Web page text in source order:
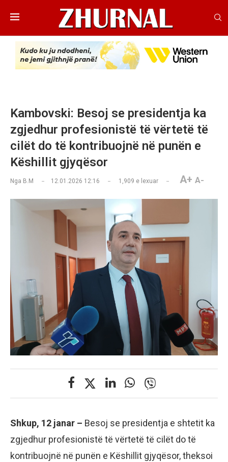
Kambovski: Besoj se presidentja ka
zgjedhur profesionistë të vërtetë të
cilët do të kontribuojnë në punën e
Këshillit gjyqësor
Nga B.M 12.01.2026 12:16 1,909 e lexuar A+ A-
Shkup, 12 janar – Besoj se presidentja e shtetit ka
zgjedhur profesionistë të vërtetë të cilët do të
kontribuojnë në punën e Këshillit gjyqësor, theksoi